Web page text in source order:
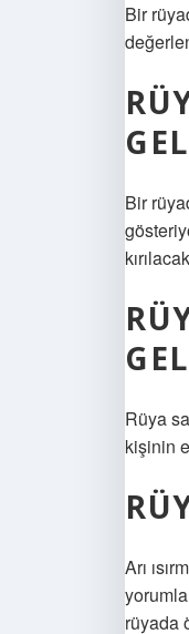
Bir
Bir
Rüya
kişinin
Arı
rüyada